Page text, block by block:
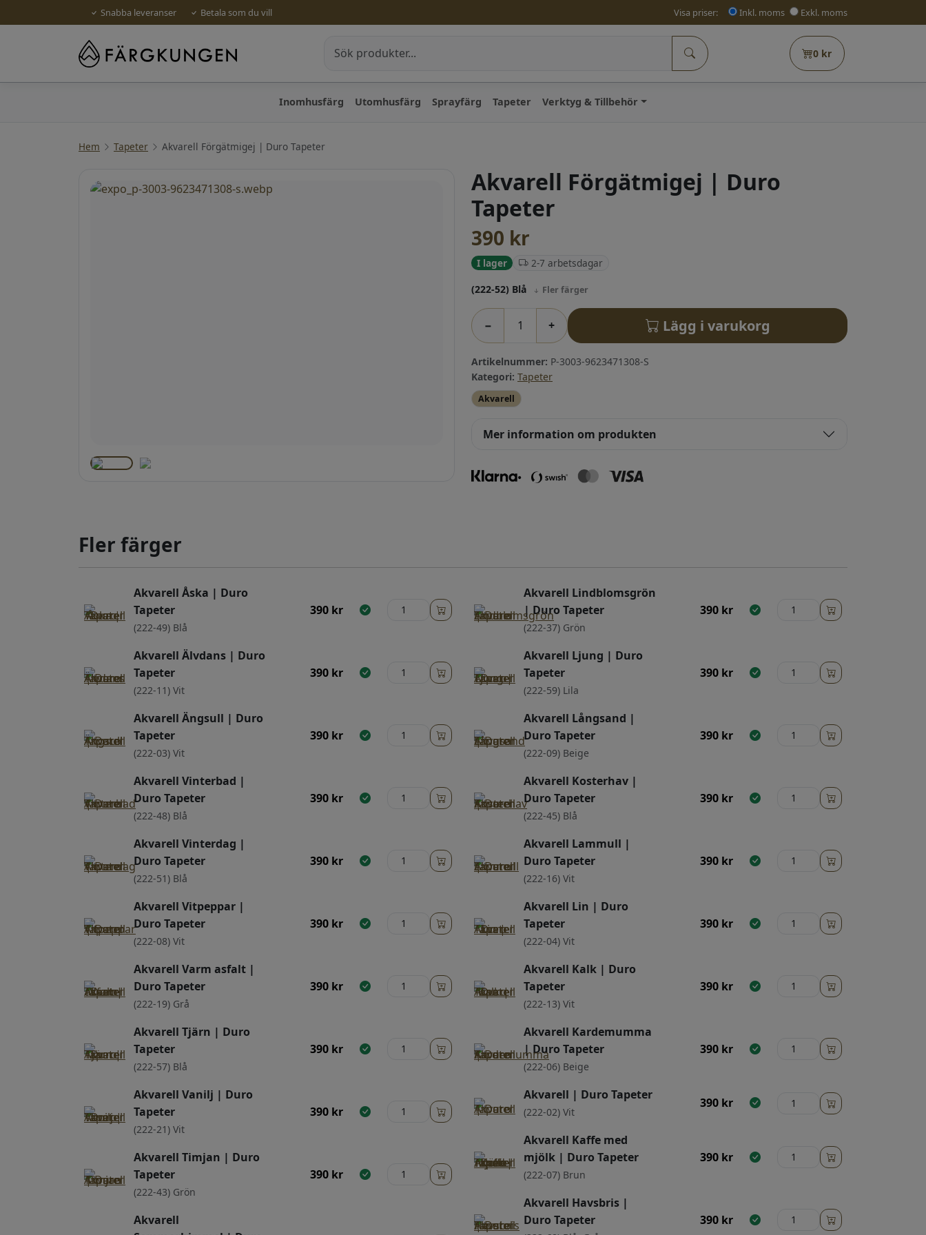
Snabba leveranser Betala som du vill Visa priser: Inkl. moms Exkl. moms
0 kr
Inomhusfärg Utomhusfärg Sprayfärg Tapeter Verktyg & Tillbehör
Hem Tapeter Akvarell Förgätmigej | Duro Tapeter
Akvarell Förgätmigej | Duro
Tapeter
390 kr
I lager 2-7 arbetsdagar
(222-52) Blå Fler färger
− + Lägg i varukorg
Artikelnummer: P-3003-9623471308-S
Kategori: Tapeter
Akvarell
Mer information om produkten
Fler färger
Akvarell Åska | Duro
Tapeter
(222-49) Blå
390 kr
Akvarell Älvdans | Duro
Tapeter
(222-11) Vit
390 kr
Akvarell Ängsull | Duro
Tapeter
(222-03) Vit
390 kr
Akvarell Vinterbad |
Duro Tapeter
(222-48) Blå
390 kr
Akvarell Vinterdag |
Duro Tapeter
(222-51) Blå
390 kr
Akvarell Vitpeppar |
Duro Tapeter
(222-08) Vit
390 kr
Akvarell Varm asfalt |
Duro Tapeter
(222-19) Grå
390 kr
Akvarell Tjärn | Duro
Tapeter
(222-57) Blå
390 kr
Akvarell Vanilj | Duro
Tapeter
(222-21) Vit
390 kr
Akvarell Timjan | Duro
Tapeter
(222-43) Grön
390 kr
Akvarell
Akvarell Lindblomsgrön
| Duro Tapeter
(222-37) Grön
390 kr
Akvarell Ljung | Duro
Tapeter
(222-59) Lila
390 kr
Akvarell Långsand |
Duro Tapeter
(222-09) Beige
390 kr
Akvarell Kosterhav |
Duro Tapeter
(222-45) Blå
390 kr
Akvarell Lammull |
Duro Tapeter
(222-16) Vit
390 kr
Akvarell Lin | Duro
Tapeter
(222-04) Vit
390 kr
Akvarell Kalk | Duro
Tapeter
(222-13) Vit
390 kr
Akvarell Kardemumma
| Duro Tapeter
(222-06) Beige
390 kr
Akvarell | Duro Tapeter
(222-02) Vit
390 kr
Akvarell Kaffe med
mjölk | Duro Tapeter
(222-07) Brun
390 kr
Akvarell Havsbris |
Duro Tapeter
390 kr